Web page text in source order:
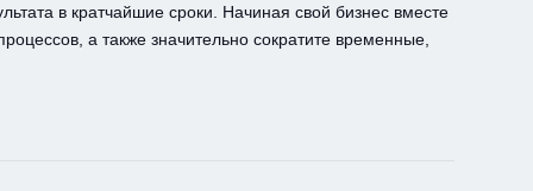
в кратчайшие сроки. Начиная свой бизнес вместе
а также значительно сократите временные,